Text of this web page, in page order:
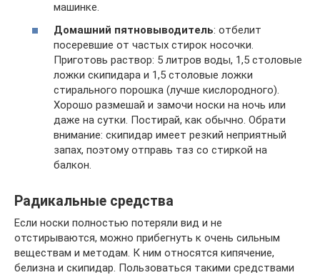
машинке.
Домашний пятновыводитель: отбелит
посеревшие от частых стирок носочки.
Приготовь раствор: 5 литров воды, 1,5 столовые
ложки скипидара и 1,5 столовые ложки
стирального порошка (лучше кислородного).
Хорошо размешай и замочи носки на ночь или
даже на сутки. Постирай, как обычно. Обрати
внимание: скипидар имеет резкий неприятный
запах, поэтому отправь таз со стиркой на
балкон.
Радикальные средства
Если носки полностью потеряли вид и не
отстирываются, можно прибегнуть к очень сильным
веществам и методам. К ним относятся кипячение,
белизна и скипидар. Пользоваться такими средствами